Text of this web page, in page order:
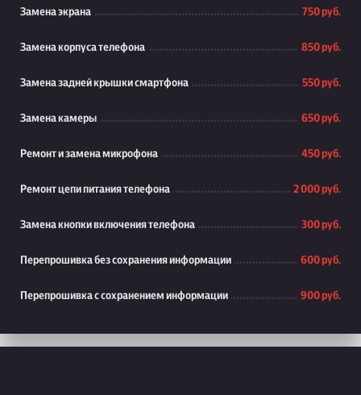
Замена экрана 750 руб.
Замена корпуса телефона 850 руб.
Замена задней крышки смартфона 550 руб.
Замена камеры 650 руб.
Ремонт и замена микрофона 450 руб.
Ремонт цепи питания телефона 2 000 руб.
Замена кнопки включения телефона 300 руб.
Перепрошивка без сохранения информации 600 руб.
Перепрошивка с сохранением информации 900 руб.